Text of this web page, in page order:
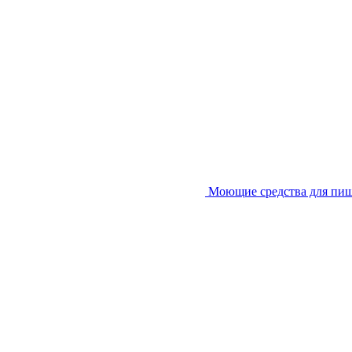
Моющие средства для